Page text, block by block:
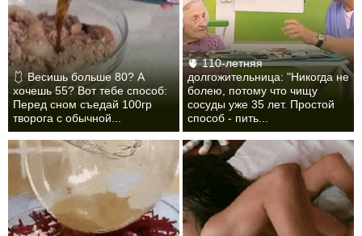
🩱 Весишь больше 80? А
хочешь 55? Вот тебе способ:
Перед сном съедай 100гр
творога с обычной...
🫀 110-летняя
долгожительница: "Никогда не
болею, потому что чищу
сосуды уже 35 лет. Простой
способ - пить...